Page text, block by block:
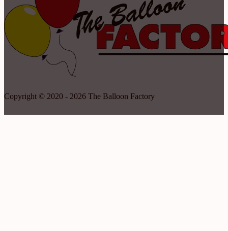
Copyright © 2020 - 2026 The Balloon Factory